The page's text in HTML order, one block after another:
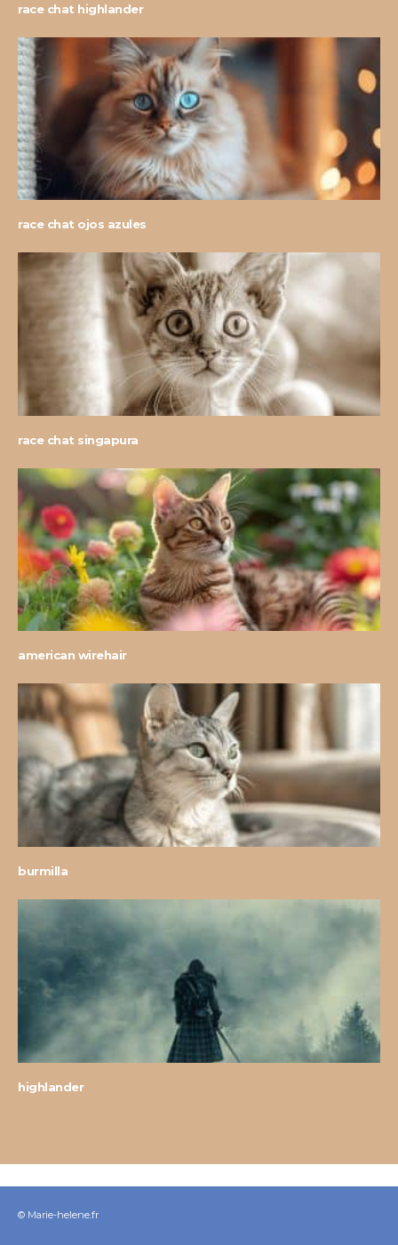
race chat highlander
race chat ojos azules
race chat singapura
american wirehair
burmilla
highlander
© Marie-helene.fr